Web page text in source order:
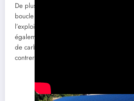
De plus, l’utilisation de panneaux
boucle de durabilité qui apporte un
l’exploitation. Ces engagements
également avec les objectifs globaux de
de carbone dans le cadre des
contrer le changement climatique.